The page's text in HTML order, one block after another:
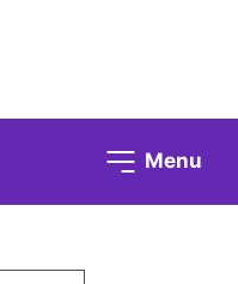
Menu